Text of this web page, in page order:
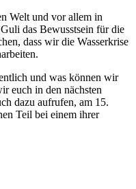
Welt und vor allem in
das Bewusstsein für die
dass wir die Wasserkrise
und was können wir
euch in den nächsten
dazu aufrufen, am 15.
Teil bei einem ihrer